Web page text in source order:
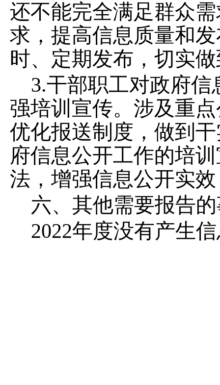
还不能完全满足群众
求，提高信息质量和
时、定期发布，切实
3.干部职工对政府信
强培训宣传。 涉及重
优化报送制度，做到
府信息公开工作的培
法 ，增强信息公开实
六、其他需要报告
2022年度没有产生